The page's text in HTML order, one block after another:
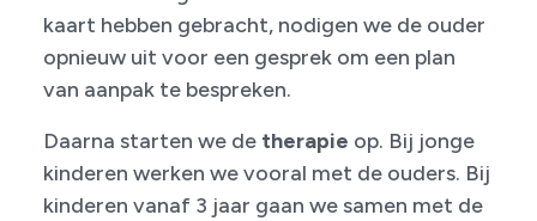
kaart hebben gebracht, nodigen we de ouder
opnieuw uit voor een gesprek om een plan
van aanpak te bespreken.
Daarna starten we de therapie op. Bij jonge
kinderen werken we vooral met de ouders. Bij
kinderen vanaf 3 jaar gaan we samen met de